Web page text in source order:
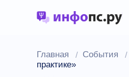
Главная События
практике»